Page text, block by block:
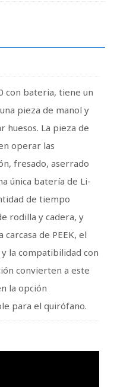
con bateria, tiene un
pieza de manol y
huesos. La pieza de
operar las
fresado, aserrado
única batería de Li-
de tiempo
rodilla y cadera, y
de PEEK, el
la compatibilidad con
convierten a este
la opción
para el quirófano.